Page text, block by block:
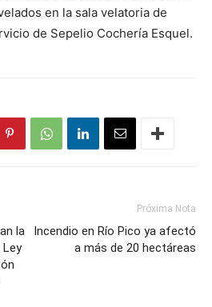
en la sala velatoria de
de Sepelio Cochería Esquel.
la
Ley
Próxima Nota
Incendio en Río Pico ya afectó
a más de 20 hectáreas